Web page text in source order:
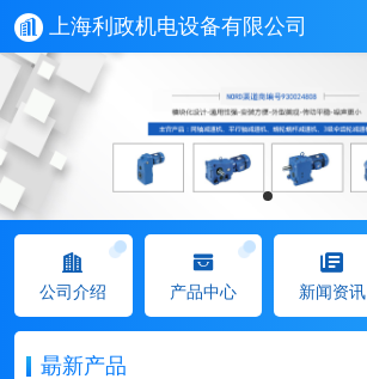
上海利政机电设备有限公司
公司介绍 产品中心 新闻资讯
朂新产品